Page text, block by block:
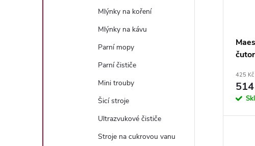
Mlýnky na koření
Mlýnky na kávu
Parní mopy
Parní čističe
Mini trouby
Šicí stroje
Ultrazvukové čističe
Stroje na cukrovou vanu
425 Kč